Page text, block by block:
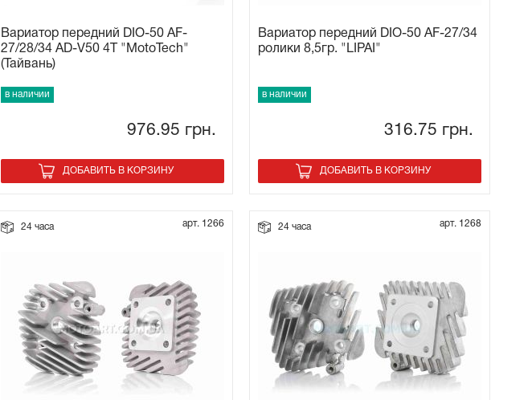
Вариатор передний DIO-50 AF-
27/28/34 AD-V50 4T "MotoTech"
(Тайвань)
в наличии
976.95 грн.
ДОБАВИТЬ В КОРЗИНУ
Вариатор передний DIO-50 AF-27/34
ролики 8,5гр. "LIPAI"
в наличии
316.75 грн.
ДОБАВИТЬ В КОРЗИНУ
24 часа арт. 1266 24 часа арт. 1268